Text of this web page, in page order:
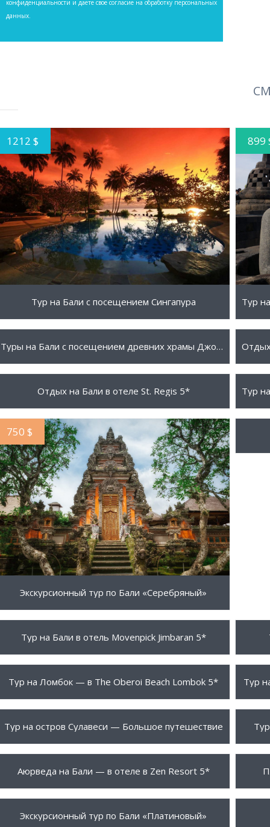
конфиденциальности и даете свое согласие на обработку персональных
данных.
1212 $
ПОДРОБНЕЕ
Тур на Бали с посещением Сингапура
899
1147 $ ПОДРОБНЕЕ Туры на Бали с посещением древних храмы Джокьякарты на Яве (Индонезия)
1632 $ ПОДРОБНЕЕ
Отдых на Бали в отеле St. Regis 5*
750 $
ПОДРОБНЕЕ
Экскурсионный тур по Бали «Серебряный»
505 $ ПОДРОБНЕЕ
Тур на Бали в отель Movenpick Jimbaran 5* 599
1644 $ ПОДРОБНЕЕ
Тур на Ломбок — в The Oberoi Beach Lombok 5* 765
Тур
1999 $ ПОДРОБНЕЕ
Тур на остров Сулавеси — Большое путешествие 496
1800 € ПОДРОБНЕЕ
Аюрведа на Бали — в отеле в Zen Resort 5* 450
1350 $ ПОДРОБНЕЕ
Экскурсионный тур по Бали «Платиновый»